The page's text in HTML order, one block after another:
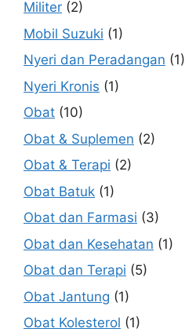
Militer (2)
Mobil Suzuki (1)
Nyeri dan Peradangan (1)
Nyeri Kronis (1)
Obat (10)
Obat & Suplemen (2)
Obat & Terapi (2)
Obat Batuk (1)
Obat dan Farmasi (3)
Obat dan Kesehatan (1)
Obat dan Terapi (5)
Obat Jantung (1)
Obat Kolesterol (1)